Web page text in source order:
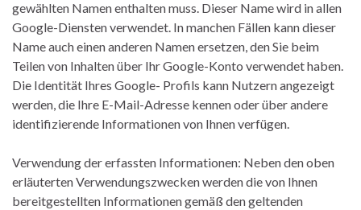
gewählten Namen enthalten muss. Dieser Name wird in allen
Google-Diensten verwendet. In manchen Fällen kann dieser
Name auch einen anderen Namen ersetzen, den Sie beim
Teilen von Inhalten über Ihr Google-Konto verwendet haben.
Die Identität Ihres Google- Profils kann Nutzern angezeigt
werden, die Ihre E-Mail-Adresse kennen oder über andere
identifizierende Informationen von Ihnen verfügen.
Verwendung der erfassten Informationen: Neben den oben
erläuterten Verwendungszwecken werden die von Ihnen
bereitgestellten Informationen gemäß den geltenden